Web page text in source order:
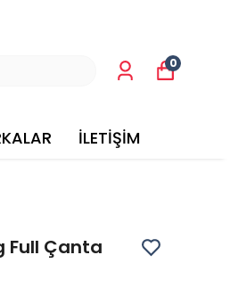
İLETİŞİM
0
Full Çanta